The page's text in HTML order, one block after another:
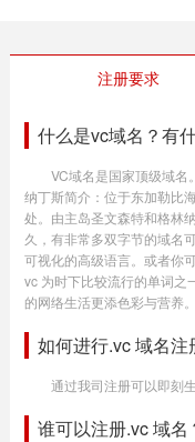
注册要求
什么是vc域名？有
VC域名是国家顶级域名
纳丁斯简介：位于东加勒比
处。由主岛圣文森特和格林
久，有非常多双字节的域名
可视化的高级语言。或者你
vc 为时下比较流行的单词之
的网络生活更添色彩与营养。
如何进行.vc 域名注
通过我司注册可以即刻生
谁可以注册.vc 域